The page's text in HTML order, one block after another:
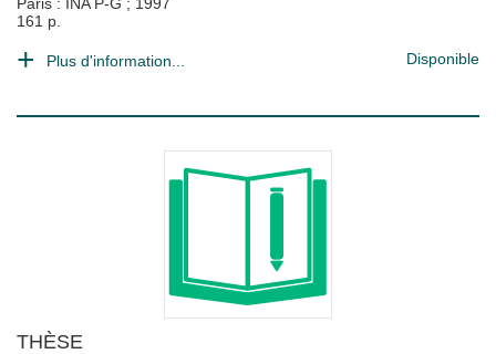
161 p.
Plus d'information... Disponible
THÈSE